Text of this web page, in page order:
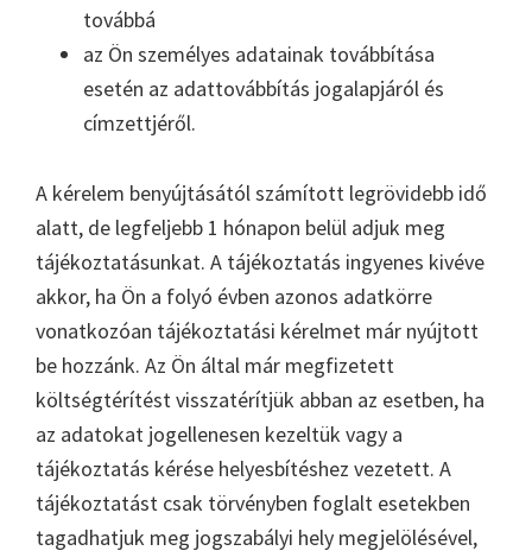
továbbá
az Ön személyes adatainak továbbítása
esetén az adattovábbítás jogalapjáról és
címzettjéről.
A kérelem benyújtásától számított legrövidebb idő
alatt, de legfeljebb 1 hónapon belül adjuk meg
tájékoztatásunkat. A tájékoztatás ingyenes kivéve
akkor, ha Ön a folyó évben azonos adatkörre
vonatkozóan tájékoztatási kérelmet már nyújtott
be hozzánk. Az Ön által már megfizetett
költségtérítést visszatérítjük abban az esetben, ha
az adatokat jogellenesen kezeltük vagy a
tájékoztatás kérése helyesbítéshez vezetett. A
tájékoztatást csak törvényben foglalt esetekben
tagadhatjuk meg jogszabályi hely megjelölésével,